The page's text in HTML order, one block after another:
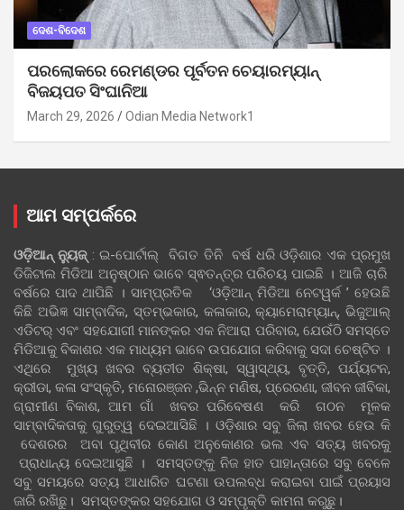
ଦେଶ-ବିଦେଶ
ପରଲୋକରେ ରେମଣ୍ଡର ପୂର୍ବତନ ଚେୟାରମ୍ୟାନ୍
ବିଜୟପତ ସିଂଘାନିଆ
March 29, 2026 Odian Media Network1
ଆମ ସମ୍ପର୍କରେ
ଓଡ଼ିଆନ୍‍ ନ୍ୟୁଜ୍‍: ଇ-ପୋର୍ଟାଲ୍ ବିଗତ ତିନି ବର୍ଷ ଧରି ଓଡ଼ିଶାର ଏକ ପ୍ରମୁଖ
ଡିଜିଟାଲ ମିଡିଆ ଅନୁଷ୍ଠାନ ଭାବେ ସ୍ଵତନ୍ତ୍ର ପରିଚୟ ପାଇଛି । ଆଜି ଚାରି
ବର୍ଷରେ ପାଦ ଥାପିଛି । ସାମ୍ପ୍ରତିକ ‘ଓଡ଼ିଆନ୍‍ ମିଡିଆ ନେଟୱର୍କ ’ ହେଉଛି
କିଛି ଅଭିଜ୍ଞ ସାମ୍ବାଦିକ, ସ୍ତମ୍ଭକାର, କଳାକାର, କ୍ୟାମେରାମ୍ୟାନ୍, ଭିଜୁଆଲ୍
ଏଡିଟର୍ ଏବଂ ସହଯୋଗୀ ମାନଙ୍କର ଏକ ନିଆରା ପରିବାର, ଯେଉଁଠି ସମସ୍ତେ
ମିଡିଆକୁ ବିକାଶର ଏକ ମାଧ୍ୟମ ଭାବେ ଉପଯୋଗ କରିବାକୁ ସଦା ଚେଷ୍ଟିତ ।
ଏଥିରେ ମୁଖ୍ୟ ଖବର ବ୍ୟତୀତ ଶିକ୍ଷା, ସ୍ୱାସ୍ଥ୍ୟ, ବୃତ୍ତି, ପର୍ଯ୍ୟଟନ,
କ୍ରୀଡା, କଳା ସଂସ୍କୃତି, ମନୋରଞ୍ଜନ ,ଭିନ୍ନ ମଣିଷ, ପ୍ରେରଣା, ଜୀବନ ଜୀବିକା,
ଗ୍ରାମୀଣ ବିକାଶ, ଆମ ଗାଁ ଖବର ପରିବେଷଣ କରି ଗଠନ ମୂଳକ
ସାମ୍ବାଦିକତାକୁ ଗୁରୁତ୍ୱ ଦେଇଆସିଛି । ଓଡ଼ିଶାର ସବୁ ଜିଲା ଖବର ହେଉ କି
ଦେଶରର ଅବା ପୃଥିବୀର କୋଣ ଅନୁକୋଣର ଭଲ ଏବ ସତ୍ୟ ଖବରକୁ
ପ୍ରାଧାନ୍ୟ ଦେଇଆସୁଛି । ସମସ୍ତଙ୍କୁ ନିଜ ହାତ ପାହାନ୍ତାରେ ସବୁ ବେଳେ
ସବୁ ସମୟରେ ସତ୍ୟ ଆଧାରିତ ଘଟଣା ଉପଲବ୍ଧ କରାଇବା ପାଇଁ ପ୍ରୟାସ
ଜାରି ରଖିଛୁ। ସମସ୍ତଙ୍କର ସହଯୋଗ ଓ ସମ୍ପୃକ୍ତି କାମନା କରୁଛୁ।